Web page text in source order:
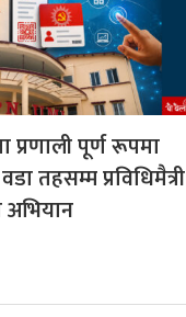
पूर्ण रूपमा
तहसम्म प्रविधिमैत्री
अभियान